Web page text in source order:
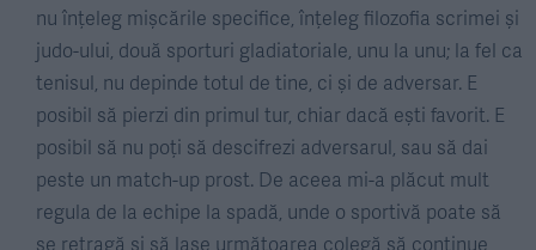
nu înțeleg mișcările specifice, înțeleg filozofia scrimei și
judo-ului, două sporturi gladiatoriale, unu la unu; la fel ca
tenisul, nu depinde totul de tine, ci și de adversar. E
posibil să pierzi din primul tur, chiar dacă ești favorit. E
posibil să nu poți să descifrezi adversarul, sau să dai
peste un match-up prost. De aceea mi-a plăcut mult
regula de la echipe la spadă, unde o sportivă poate să
se retragă și să lase următoarea colegă să continue